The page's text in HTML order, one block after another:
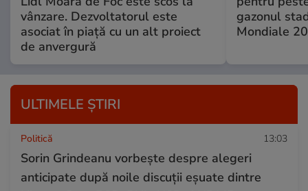
vânzare. Dezvoltatorul este
asociat în piață cu un alt proiect
de anvergură
gazonul
Mondiale
ULTIMELE ȘTIRI
Politică 13:03
Sorin Grindeanu vorbește despre alegeri
anticipate după noile discuții eșuate dintre